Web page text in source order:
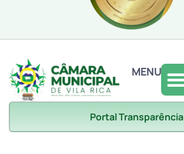
MENU
Portal Transparência